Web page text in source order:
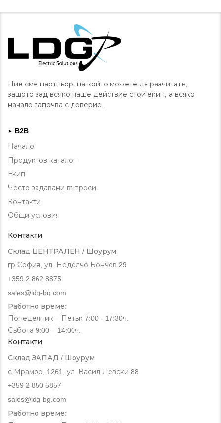
Ние сме партньор, на който можете да разчитате,
защото зад всяко наше действие стои екип, а всяко
начало започва с доверие.
►
B2B
Начало
Продуктов каталог
Екип
Често задавани въпроси
Контакти
Общи условия
Контакти
Склад ЦЕНТРАЛЕН / Шоурум
гр.София, ул. Неделчо Бончев 29
+359 2 862 8875
sales@ldg-bg.com
Работно време:
Понеделник – Петък 7:00 - 17:30ч.
Събота 9:00 – 14:00ч.
Контакти
Склад ЗАПАД / Шоурум
с.Мрамор, 1261, ул. Васил Левски 88
+359 2 850 5857
sales@ldg-bg.com
Работно време: